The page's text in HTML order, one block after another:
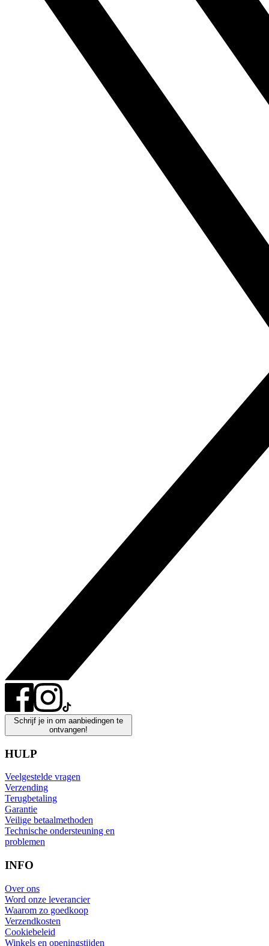
Schrijf je in om aanbiedingen te
ontvangen!
HULP
Veelgestelde vragen
Verzending
Terugbetaling
Garantie
Veilige betaalmethoden
Technische ondersteuning en
problemen
INFO
Over ons
Word onze leverancier
Waarom zo goedkoop
Verzendkosten
Cookiebeleid
Winkels en openingstijden